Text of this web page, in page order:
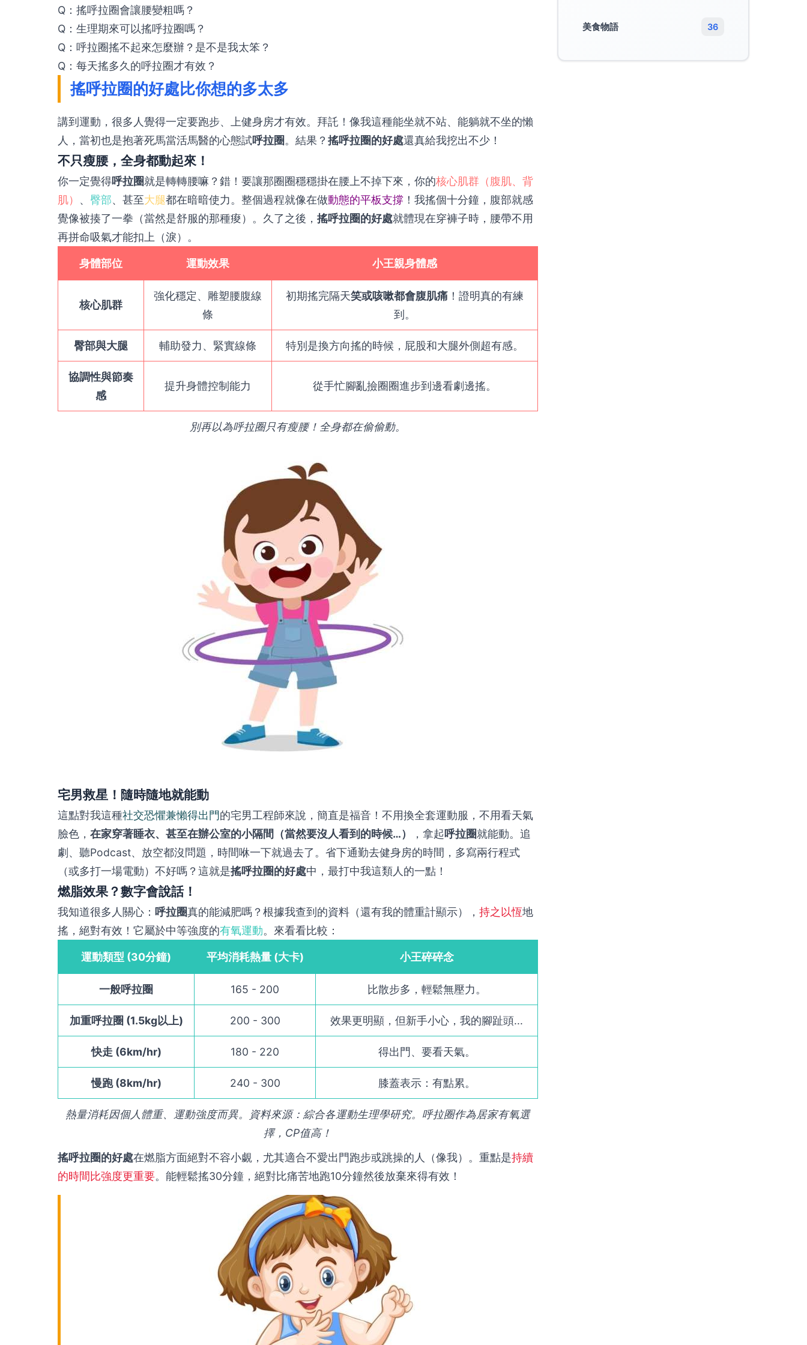
Q：搖呼拉圈會讓腰變粗嗎？
Q：生理期來可以搖呼拉圈嗎？
Q：呼拉圈搖不起來怎麼辦？是不是我太笨？
Q：每天搖多久的呼拉圈才有效？
搖呼拉圈的好處比你想的多太多
講到運動，很多人覺得一定要跑步、上健身房才有效。拜託！像我這種能坐就不站、能躺就不坐的懶
人，當初也是抱著死馬當活馬醫的心態試呼拉圈。結果？ 搖呼拉圈的好處還真給我挖出不少！
不只瘦腰，全身都動起來！
你一定覺得呼拉圈就是轉轉腰嘛？錯！要讓那圈圈穩穩掛在腰上不掉下來，你的核心肌群（腹肌、背
肌） 、 臀部、甚至大腿都在暗暗使力。整個過程就像在做動態的平板支撐 ！我搖個十分鐘，腹部就感
覺像被揍了一拳（當然是舒服的那種痠）。久了之後， 搖呼拉圈的好處就體現在穿褲子時，腰帶不用
再拼命吸氣才能扣上（淚）。
身體部位 運動效果 小王親身體感
核心肌群
強化穩定、雕塑腰腹線
條
初期搖完隔天笑或咳嗽都會腹肌痛 ！證明真的有練
到。
臀部與大腿 輔助發力、緊實線條 特別是換方向搖的時候，屁股和大腿外側超有感。
協調性與節奏
感
提升身體控制能力 從手忙腳亂撿圈圈進步到邊看劇邊搖。
別再以為呼拉圈只有瘦腰！全身都在偷偷動。
宅男救星！隨時隨地就能動
這點對我這種社交恐懼兼懶得出門的宅男工程師來說，簡直是福音！不用換全套運動服，不用看天氣
臉色， 在家穿著睡衣、甚至在辦公室的小隔間（當然要沒人看到的時候…） ，拿起呼拉圈就能動。追
劇、聽Podcast、放空都沒問題，時間咻一下就過去了。省下通勤去健身房的時間，多寫兩行程式
（或多打一場電動）不好嗎？這就是搖呼拉圈的好處中，最打中我這類人的一點！
燃脂效果？數字會說話！
我知道很多人關心： 呼拉圈真的能減肥嗎？根據我查到的資料（還有我的體重計顯示）， 持之以恆地
搖，絕對有效！它屬於中等強度的有氧運動。來看看比較：
運動類型 (30分鐘) 平均消耗熱量 (大卡) 小王碎碎念
一般呼拉圈 165 - 200 比散步多，輕鬆無壓力。
加重呼拉圈 (1.5kg以上) 200 - 300 效果更明顯，但新手小心，我的腳趾頭...
快走 (6km/hr) 180 - 220 得出門、要看天氣。
慢跑 (8km/hr) 240 - 300 膝蓋表示：有點累。
熱量消耗因個人體重、運動強度而異。資料來源：綜合各運動生理學研究。呼拉圈作為居家有氧選
擇，CP值高！
搖呼拉圈的好處在燃脂方面絕對不容小覷，尤其適合不愛出門跑步或跳操的人（像我）。重點是持續
的時間比強度更重要。能輕鬆搖30分鐘，絕對比痛苦地跑10分鐘然後放棄來得有效！
美食物語 36